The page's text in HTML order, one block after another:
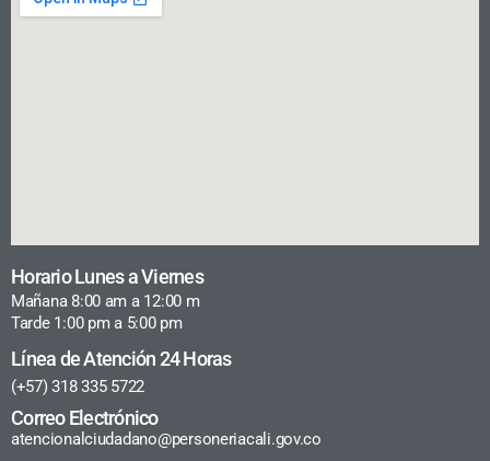
Horario Lunes a Viernes
Mañana 8:00 am a 12:00 m
Tarde 1:00 pm a 5:00 pm
Línea de Atención 24 Horas
(+57) 318 335 5722
Correo Electrónico
atencionalciudadano@personeriacali.gov.co